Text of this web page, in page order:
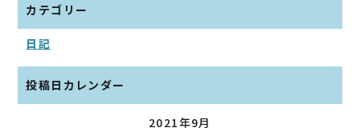
カテゴリー
日記
投稿日カレンダー
2021年9月